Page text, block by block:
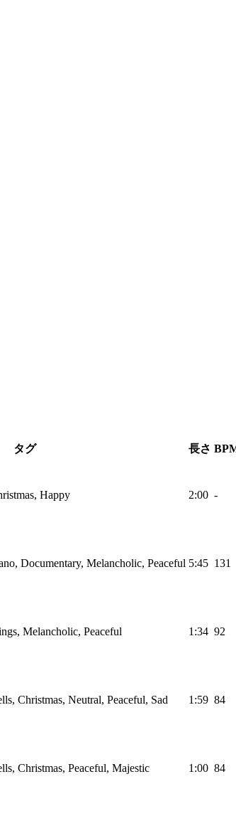
タグ 長さ
Happy 2:00 -
Documentary, Melancholic, Peaceful 5:45 131
Melancholic, Peaceful 1:34 92
Christmas, Neutral, Peaceful, Sad 1:59 84
Christmas, Peaceful, Majestic 1:00 84